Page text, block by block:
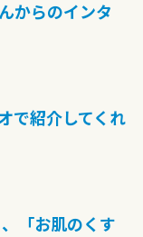
からのインタ
で紹介してくれ
、「お肌のくす